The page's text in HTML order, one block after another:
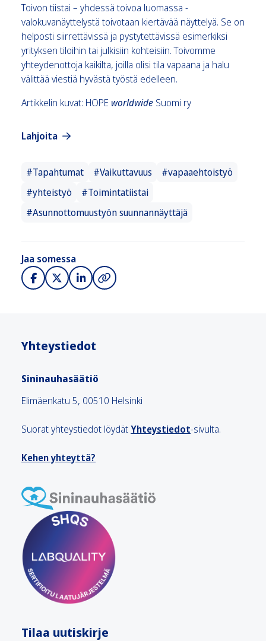
Toivon tiistai – yhdessä toivoa luomassa -
valokuvanäyttelystä toivotaan kiertävää näyttelyä. Se on
helposti siirrettävissä ja pystytettävissä esimerkiksi
yrityksen tiloihin tai julkisiin kohteisiin. Toivomme
yhteydenottoja kaikilta, joilla olisi tila vapaana ja halu
välittää viestiä hyvästä työstä edelleen.
Artikkelin kuvat: HOPE worldwide Suomi ry
Lahjoita
#Tapahtumat #Vaikuttavuus
#vapaaehtoistyö
#yhteistyö
#Toimintatiistai
#Asunnottomuustyön suunnannäyttäjä
Jaa somessa
Yhteystiedot
Sininauhasäätiö
Elimäenkatu 5, 00510 Helsinki
Suorat yhteystiedot löydätYhteystiedot-sivulta.
Kehen yhteyttä?
Tilaa uutiskirje